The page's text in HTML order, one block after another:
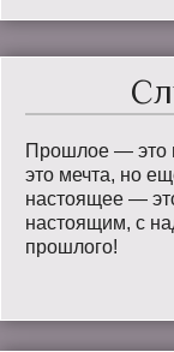
Прошлое — это
это мечта, но
настоящее —
настоящим, с
прошлого!